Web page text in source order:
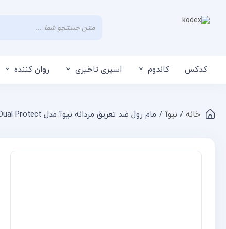
کدکس کاندوم اسپری تاخیری روان کننده
خانه / نیوآ / مام رول ضد تعریق مردانه نیوآ مدل Dry Impact 72H Dual Protect